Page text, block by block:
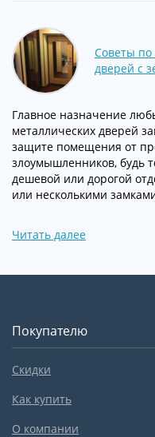
Советы по
дверей с
Главное назначение
металлических дверей
защите помещения от
злоумышленников, будь
дешевой или дорогой
или несколькими
Читать далее
Покупателю
Скидки
Как купить
О компании